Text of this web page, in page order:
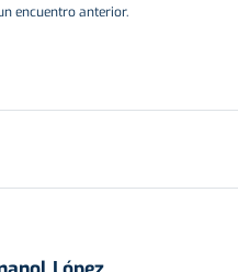
encuentro anterior.